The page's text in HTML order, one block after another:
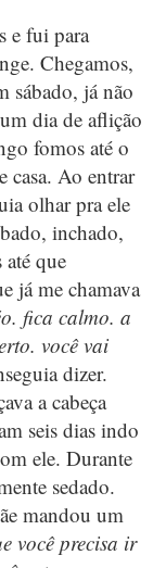
e fui para
Chegamos,
sábado, já não
dia de aflição
fomos até o
casa. Ao entrar
olhar pra ele
inchado,
que
já me chamava
fica calmo. a
você vai
dizer.
a cabeça
seis dias indo
ele. Durante
sedado.
mandou um
você precisa ir